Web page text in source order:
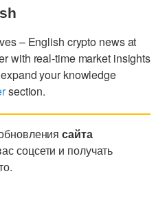
– English crypto news at
with real-time market insights
your knowledge
section.
сайта
соцсети и получать